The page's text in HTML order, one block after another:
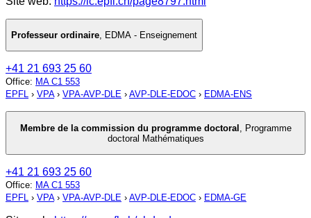
Professeur ordinaire, EDMA - Enseignement
+41 21 693 25 60
Office: MA C1 553
EPFL › VPA› VPA-AVP-DLE › AVP-DLE-EDOC › EDMA-ENS
Membre de la commission du programme doctoral
Programme
doctoral Mathématiques
+41 21 693 25 60
Office: MA C1 553
EPFL › VPA› VPA-AVP-DLE › AVP-DLE-EDOC › EDMA-GE